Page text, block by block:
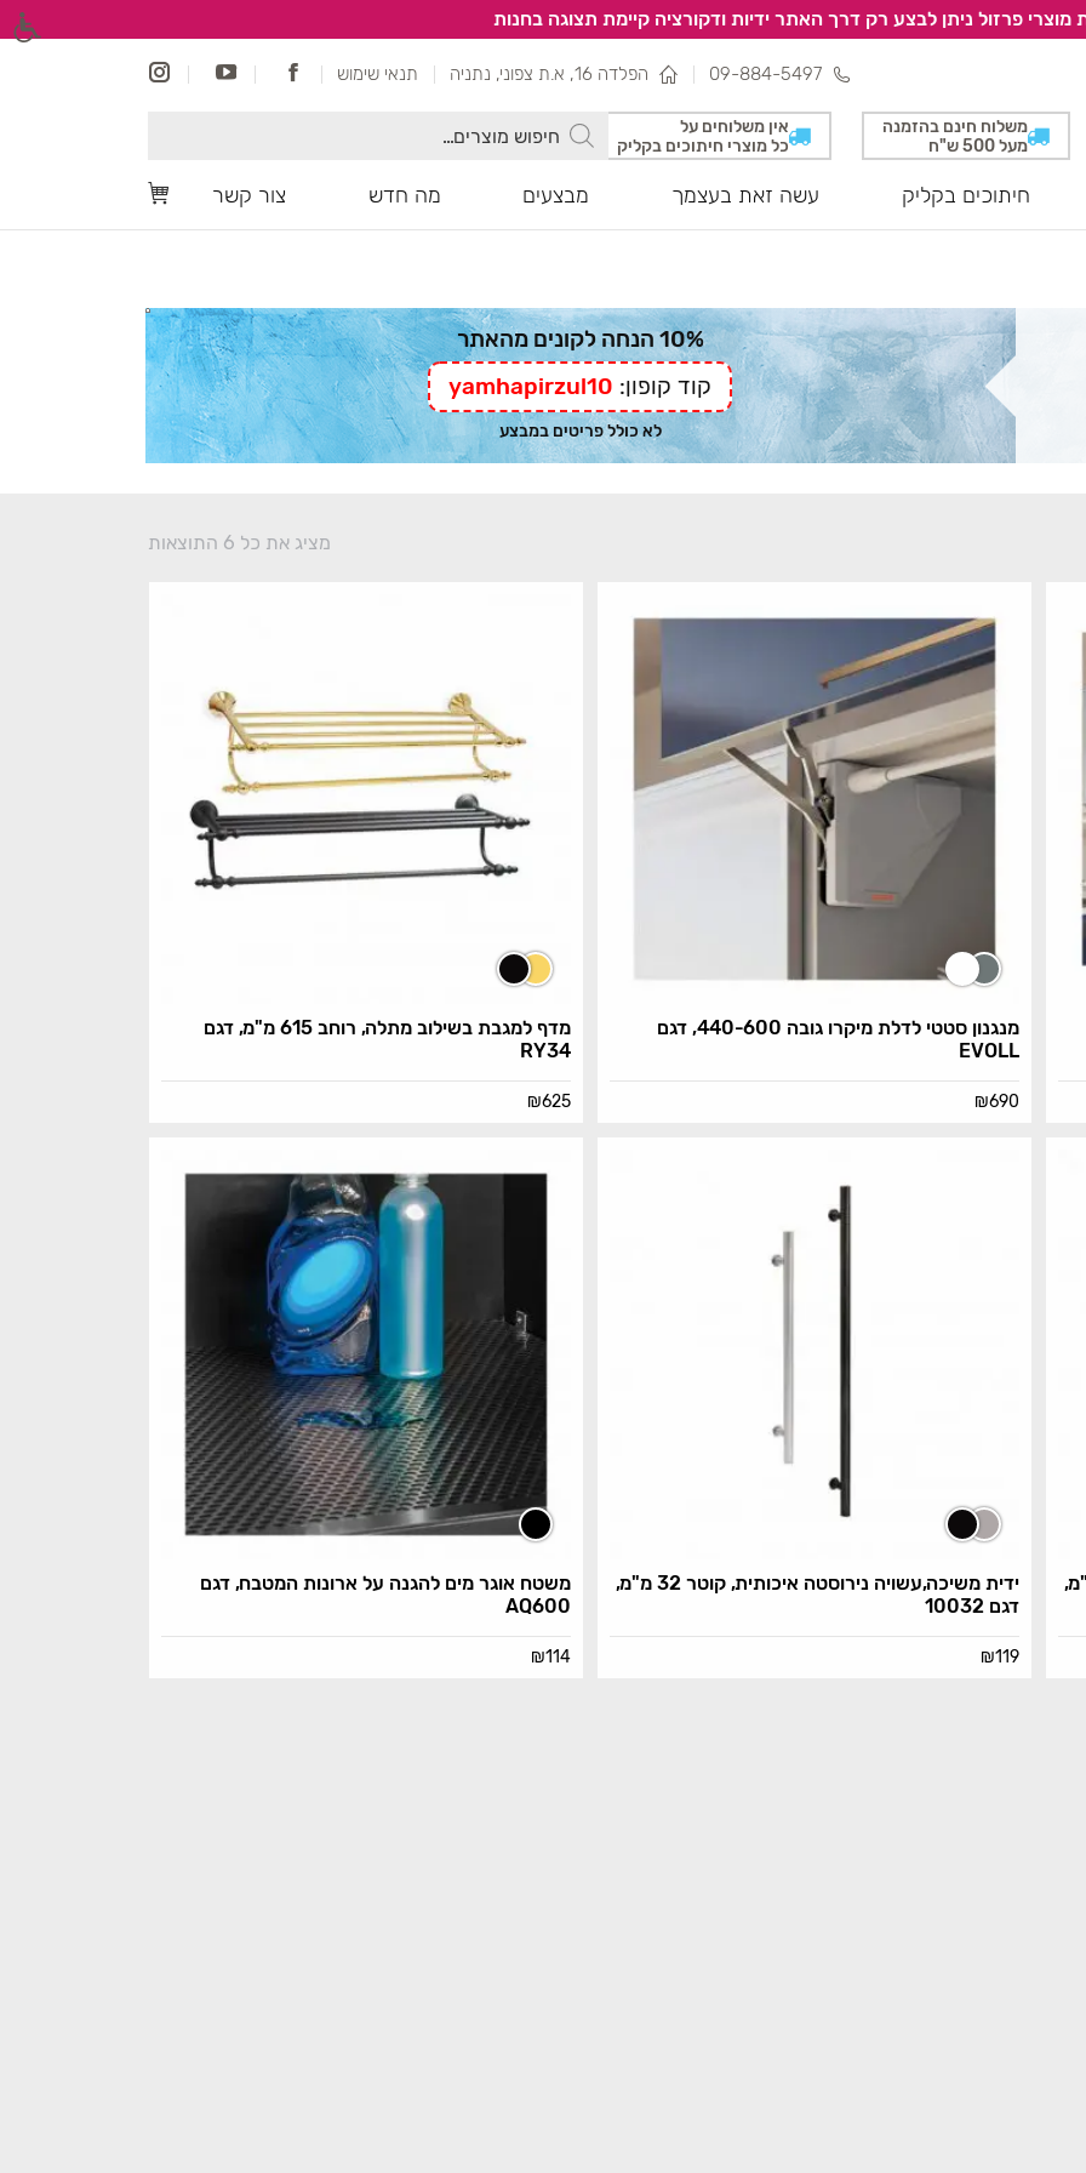
מוצרי פרזול ניתן לבצע רק דרך האתר ידיות ודקורציה קיימת תצוגה בחנות
09-884-5497 הפלדה 16, א.ת צפוני, נתניה תנאי שימוש
משלוח חינם בהזמנה
מעל 500 ש"ח
אין משלוחים על
כל מוצרי חיתוכים בקליק
חיתוכים בקליק עשה זאת בעצמך מבצעים מה חדש צור קשר
10% הנחה לקונים מהאתר
קוד קופון: yamhapirzul10
לא כולל פריטים במבצע
מציג את כל 6 התוצאות
מנגנון סטטי לדלת מיקרו גובה 440-600, דגם
EVOLL
₪690
מדף למגבת בשילוב מתלה, רוחב 615 מ"מ, דגם
RY34
₪625
קוטר 25 מ"מ,
ידית משיכה,עשויה נירוסטה איכותית, קוטר 32 מ"מ,
דגם 10032
₪119
משטח אוגר מים להגנה על ארונות המטבח, דגם
AQ600
₪114